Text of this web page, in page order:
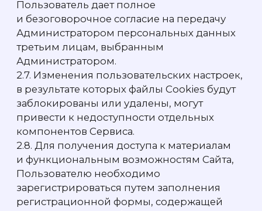
им электронную почту.
2.12. По завершении процесса регистрации
Пользователь становится обладателем
учетных данных Пользователя.
Пользователь несет ответственность
за все, что будет сделано на Сайте под
учетными данными Пользователя.
Пользователь обязан немедленно
уведомить Администратора и/или о любом
нарушении безопасности учетной
информации Пользователя.
с использованием логина и пароля
Пользователя, считаются совершенными
соответствующим Пользователем. В случае
несанкционированного доступа к логину
и паролю и/или профилю Пользователя
или распространения логина и пароля
Пользователь обязан незамедлительно
сообщить об этом Администратору